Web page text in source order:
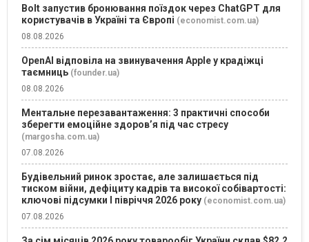
Bolt запустив бронювання поїздок через ChatGPT для
користувачів в Україні та Європі (economist.com.ua)
08.08.2026
OpenAI відповіла на звинувачення Apple у крадіжці
таємниць (founder.ua)
08.08.2026
Ментальне перезавантаження: 3 практичні способи
зберегти емоційне здоров’я під час стресу
(margosha.com.ua)
07.08.2026
Будівельний ринок зростає, але залишається під
тиском війни, дефіциту кадрів та високої собівартості:
ключові підсумки І півріччя 2026 року (economist.com.ua)
07.08.2026